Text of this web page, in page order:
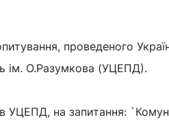
проведеного
iм. О.Разумкова (УЦЕПД).
на запитання: